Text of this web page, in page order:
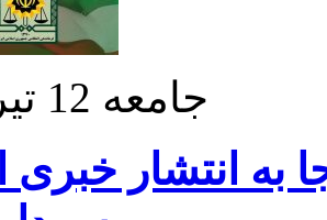
جامعه 12 تیر 1405
به انتشار خبری